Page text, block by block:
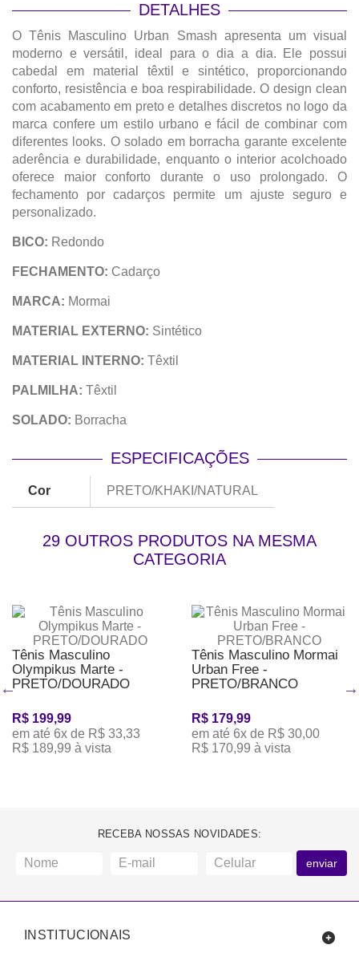
DETALHES
O Tênis Masculino Urban Smash apresenta um visual
moderno e versátil, ideal para o dia a dia. Ele possui
cabedal em material têxtil e sintético, proporcionando
conforto, resistência e boa respirabilidade. O design clean
com acabamento em preto e detalhes discretos no logo da
marca confere um estilo urbano e fácil de combinar com
diferentes looks. O solado em borracha garante excelente
aderência e durabilidade, enquanto o interior acolchoado
oferece maior conforto durante o uso prolongado. O
fechamento por cadarços permite um ajuste seguro e
personalizado.
BICO: Redondo
FECHAMENTO: Cadarço
MARCA: Mormai
MATERIAL EXTERNO: Sintético
MATERIAL INTERNO: Têxtil
PALMILHA: Têxtil
SOLADO: Borracha
ESPECIFICAÇÕES
Cor PRETO/KHAKI/NATURAL
29 OUTROS PRODUTOS NA MESMA
CATEGORIA
Tênis Masculino
Olympikus Marte -
PRETO/DOURADO
R$ 199,99
em até 6x de R$ 33,33
R$ 189,99 à vista
Tênis Masculino Mormai
Urban Free -
PRETO/BRANCO
R$ 179,99
em até 6x de R$ 30,00
R$ 170,99 à vista
RECEBA NOSSAS NOVIDADES:
enviar
INSTITUCIONAIS